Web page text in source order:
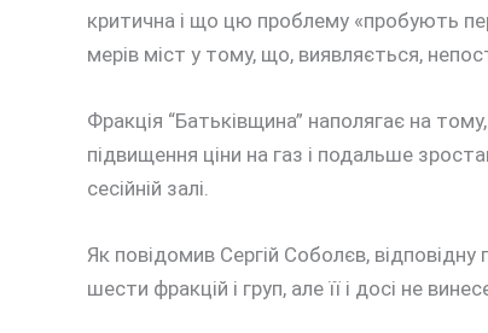
критична і що цю проблему «пробують
мерів міст у тому, що, виявляється,
Фракція “Батьківщина” наполягає на
підвищення ціни на газ і подальше
сесійній залі.
Як повідомив Сергій Соболєв,
шести фракцій і груп, але її і досі не